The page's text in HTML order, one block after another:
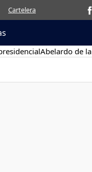
Cartelera
Abelardo de